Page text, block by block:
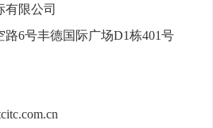
有限公司
6号丰德国际广场D1栋401号